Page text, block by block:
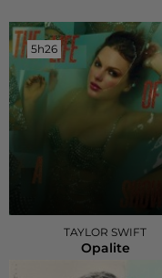
5h26
5h26
TAYLOR SWIFT
Opalite